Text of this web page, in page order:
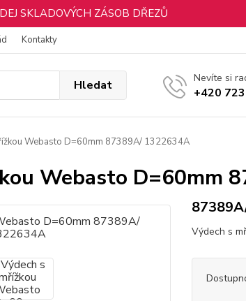
SKLADOVÝCH ZÁSOB DŘEZŮ
Kontakty
Hledat Nevíte si
+420
Webasto D=60mm 87389A/ 1322634A
Webasto D=60mm
Výdech s